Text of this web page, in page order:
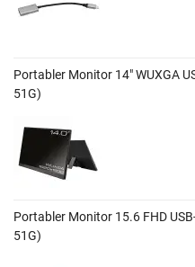
Portabler Monitor 14" WUXGA
51G)
Portabler Monitor 15.6 FHD
51G)